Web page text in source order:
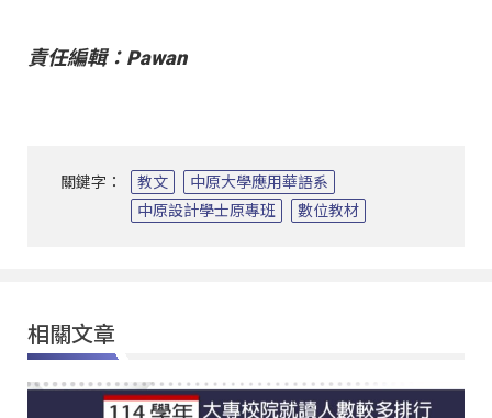
責任編輯：Pawan
關鍵字： 教文
中原大學應用華語系
中原設計學士原專班
數位教材
相關文章